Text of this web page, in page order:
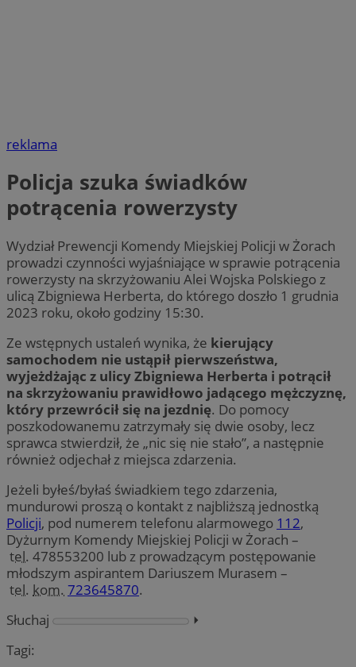
reklama
Policja szuka świadków
potrącenia rowerzysty
Wydział Prewencji Komendy Miejskiej Policji w Żorach
prowadzi czynności wyjaśniające w sprawie potrącenia
rowerzysty na skrzyżowaniu Alei Wojska Polskiego z
ulicą Zbigniewa Herberta, do którego doszło 1 grudnia
2023 roku, około godziny 15:30.
Ze wstępnych ustaleń wynika, że kierujący
samochodem nie ustąpił pierwszeństwa,
wyjeżdżając z ulicy Zbigniewa Herberta i potrącił
na skrzyżowaniu prawidłowo jadącego mężczyznę,
który przewrócił się na jezdnię. Do pomocy
poszkodowanemu zatrzymały się dwie osoby, lecz
sprawca stwierdził, że „nic się nie stało”, a następnie
również odjechał z miejsca zdarzenia.
Jeżeli byłeś/byłaś świadkiem tego zdarzenia,
mundurowi proszą o kontakt z najbliższą jednostką
Policji, pod numerem telefonu alarmowego 112,
Dyżurnym Komendy Miejskiej Policji w Żorach –
tel. 478553200 lub z prowadzącym postępowanie
młodszym aspirantem Dariuszem Murasem –
tel. kom. 723645870.
Słuchaj
⏵︎
Tagi: